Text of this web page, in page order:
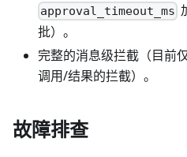
approval_timeout_ms
批）。
完整的消息级拦截（目前
调用/结果的拦截）。
故障排查